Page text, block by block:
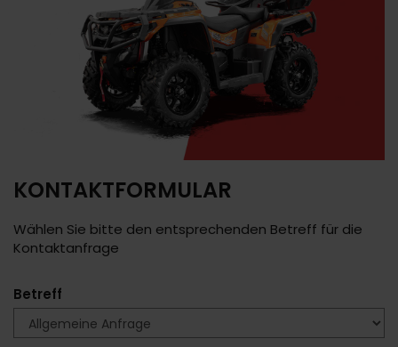
KONTAKTFORMULAR
Wählen Sie bitte den entsprechenden Betreff für die
Kontaktanfrage
Betreff